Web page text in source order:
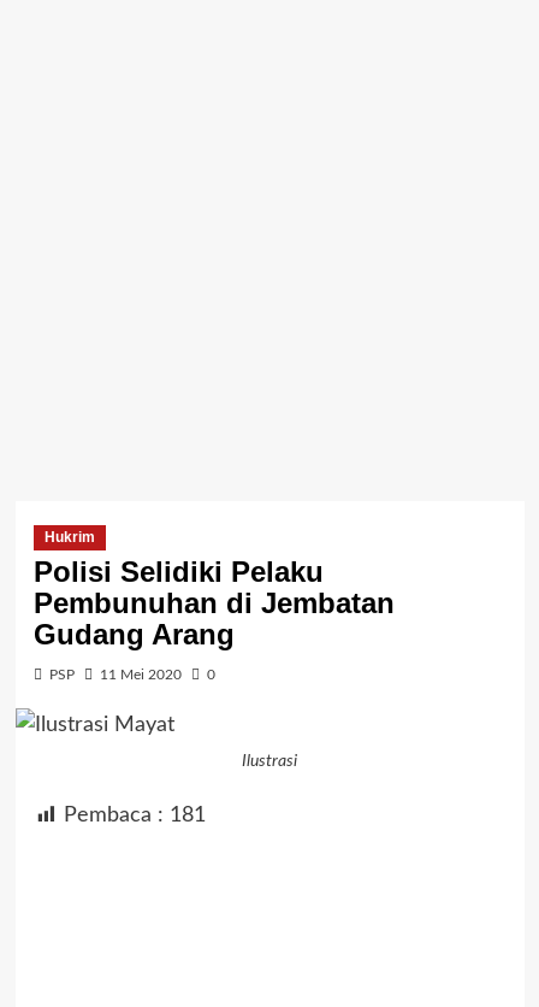
Hukrim
Polisi Selidiki Pelaku
Pembunuhan di Jembatan
Gudang Arang
PSP 11 Mei 2020 0
Ilustrasi
Pembaca : 181